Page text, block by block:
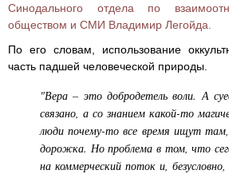
Синодального отдела по
обществом и СМИ Владимир Легойда.
По его словам, использование
часть падшей человеческой природы.
"Вера – это добродетель воли. А
связано, а со знанием какой-то
люди почему-то все время ищут
дорожка. Но проблема в том, что
на коммерческий поток и,